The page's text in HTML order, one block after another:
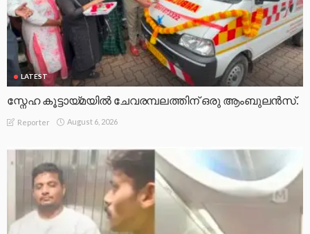
LATEST
സ്നേഹ കൂട്ടായ്മയിൽ ചേവരമ്പലത്തിന് ഒരു ആംബുലൻസ്.
Reporter August 6, 2026